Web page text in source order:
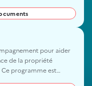
pour aider
de la propriété
programme est